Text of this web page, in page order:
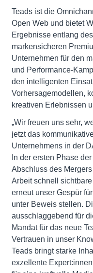
Teads ist die
Open Web und bietet
Ergebnisse entlang
markensicheren
Unternehmen für den
und Performance-
den intelligenten
Vorhersagemodellen,
kreativen Erlebnissen
„Wir freuen uns sehr,
jetzt das
Unternehmens in der
In der ersten Phase
Abschluss des
Arbeit schnell
erneut unser Gespür
unter Beweis stellen.
ausschlaggebend für
Mandat für das neue
Vertrauen in unser
Teads bringt starke
exzellente